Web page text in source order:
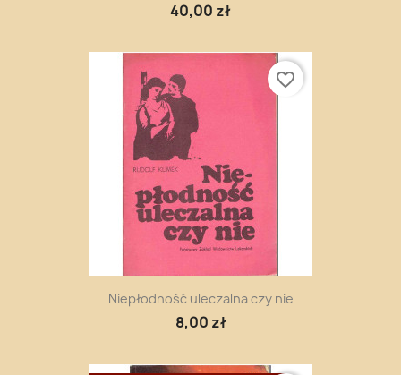
40,00 zł
Niepłodność uleczalna czy nie
8,00 zł
favorite_border